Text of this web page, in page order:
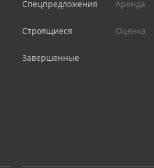
Спецпредложения
Строящиеся
Завершенные
Аренда
Оценка